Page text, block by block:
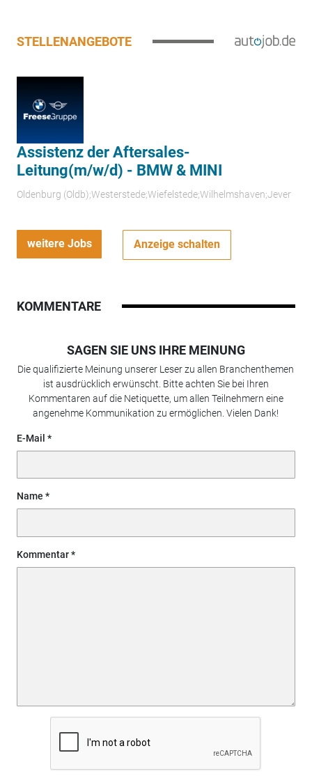
STELLENANGEBOTE
Assistenz der Aftersales-
Leitung(m/w/d) - BMW & MINI
Oldenburg (Oldb);Westerstede;Wiefelstede;Wilhelmshaven;Jever
weitere Jobs Anzeige schalten
KOMMENTARE
SAGEN SIE UNS IHRE MEINUNG
Die qualifizierte Meinung unserer Leser zu allen Branchenthemen
ist ausdrücklich erwünscht. Bitte achten Sie bei Ihren
Kommentaren auf die Netiquette, um allen Teilnehmern eine
angenehme Kommunikation zu ermöglichen. Vielen Dank!
E-Mail
Name
Kommentar